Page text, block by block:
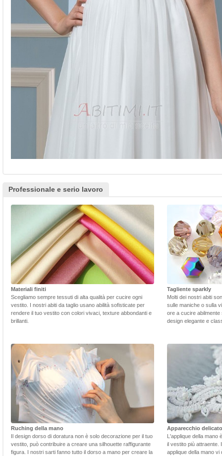
Professionale e serio lavoro
Materiali finiti
Scegliamo sempre tessuti di alta qualità per cucire ogni
vestito. I nostri abiti da taglio usano abilità sofisticate per
rendere il tuo vestito con colori vivaci, texture abbondanti e
brillanti.
Tagliente sparkly
Molti dei nostri abiti
sulle maniche o sulla
ore a cucire
design elegante e
Ruching della mano
Il design dorso di doratura non è solo decorazione per il tuo
vestito, può contribuire a creare una silhouette raffigurante
figura. I nostri sarti fanno tutto il dorso a mano per creare la
Apparecchio delicato
L'applique della mano
il vestito più attraente.
applique della mano